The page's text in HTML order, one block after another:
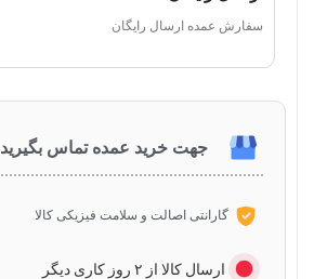
سفارش عمده ارسال رایگان
جهت خرید عمده تماس بگیرید
گارانتی اصالت و سلامت فیزیکی کالا
ارسال کالا از ۲ روز کاری دیگر